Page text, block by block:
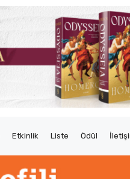
Etkinlik Liste Ödül